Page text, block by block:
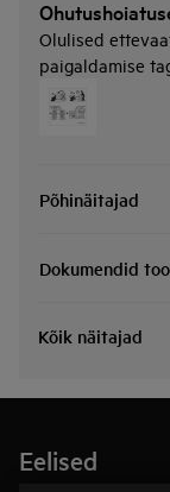
Olulised
paigaldamise
Põhinäitajad
Dokumendid
Kõik näitajad
Eelised